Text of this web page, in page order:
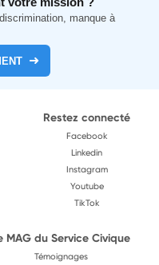
manque à
Restez connecté
Facebook
Linkedin
Instagram
Youtube
TikTok
MAG du Service Civique
Témoignages